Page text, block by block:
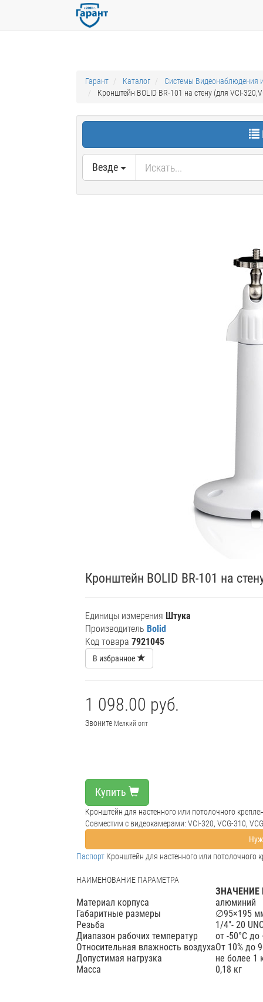
Гарант Каталог
Системы Видеонаблюдения
Кронштейн BOLID BR-101 на стену (для VCI-
Везде
Кронштейн BOLID BR-101 на
Единицы измерения Штука
Производитель Bolid
Код товара 7921045
В избранное
1 098.00 руб.
Звоните Мелкий опт
Купить
Кронштейн для настенного или потолочного
Совместим с видеокамерами: VCI-320, VCG-310,
Паспорт Кронштейн для настенного или потолочного
НАИМЕНОВАНИЕ ПАРАМЕТРА
ЗНАЧЕНИЕ
Материал корпуса
алюминий
Габаритные размеры
∅95×195
Резьба
1/4"- 20
Диапазон рабочих температур
от -50°C до
Относительная влажность воздухаОт 10% до
Допустимая нагрузка
не более 1
Масса
0,18 кг